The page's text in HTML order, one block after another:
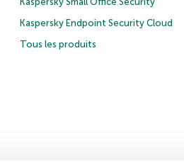
Kaspersky Endpoint Security Cloud
Tous les produits